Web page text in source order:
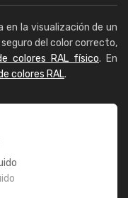
en la visualización de un
del color correcto,
colores RAL físico. En
colores RAL.